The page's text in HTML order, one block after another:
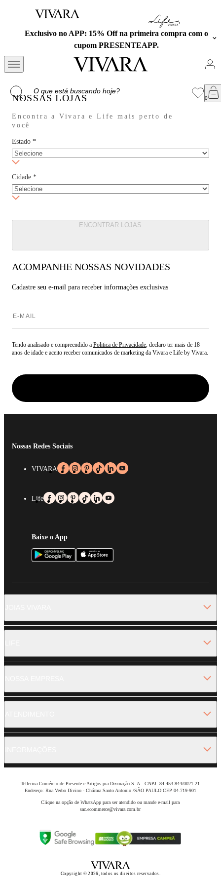
Exclusivo no APP: 15% Off na primeira compra com o
cupom PRESENTEAPP.
NOSSAS LOJAS
Encontra a Vivara e Life mais perto de
você
Estado *
Cidade *
ENCONTRAR LOJAS
ACOMPANHE NOSSAS NOVIDADES
Cadastre seu e-mail para receber informações exclusivas
Tendo analisado e compreendido a Politica de Privacidade, declaro ter mais de 18
anos de idade e aceito receber comunicados de marketing da Vivara e Life by Vivara.
Nossas Redes Sociais
VIVARA
Life
Baixe o App
Tellerina Comércio de Presente e Artigos pra Decoração S. A.- CNPJ: 84.453.844/0021-21
Endereço: Rua Verbo Divino - Chácara Santo Antonio /SÃO PAULO CEP 04.719-901
Clique na opção de WhatsApp para ser atendido ou mande e-mail para
sac.ecommerce@vivara.com.br
Copyright © 2026, todos os direitos reservados.